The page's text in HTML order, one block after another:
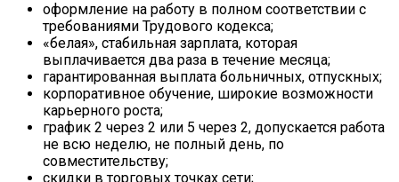
оформление на работу в полном соответствии с
требованиями Трудового кодекса;
«белая», стабильная зарплата, которая
выплачивается два раза в течение месяца;
гарантированная выплата больничных, отпускных;
корпоративное обучение, широкие возможности
карьерного роста;
график 2 через 2 или 5 через 2, допускается работа
не всю неделю, не полный день, по
совместительству;
скидки в торговых точках сети;